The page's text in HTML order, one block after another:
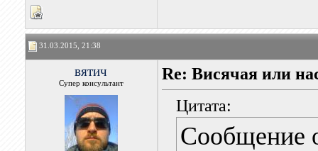
31.03.2015, 21:38
вятич
Супер консультант
Re: Висячая или
Цитата:
Сообщение